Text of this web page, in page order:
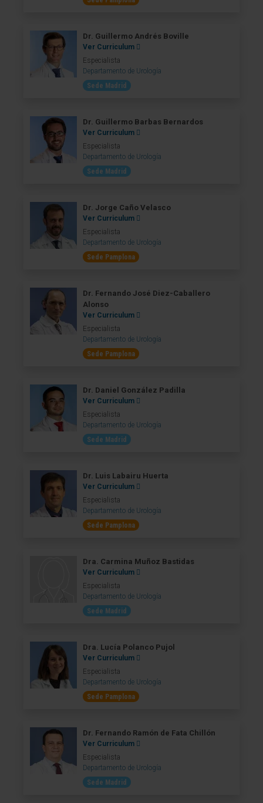
Dr. Guillermo Andrés Boville
Ver Curriculum
Especialista
Departamento de Urología
Sede Madrid
Dr. Guillermo Barbas Bernardos
Ver Curriculum
Especialista
Departamento de Urología
Sede Madrid
Dr. Jorge Caño Velasco
Ver Curriculum
Especialista
Departamento de Urología
Sede Pamplona
Dr. Fernando José Diez-Caballero
Alonso
Ver Curriculum
Especialista
Departamento de Urología
Sede Pamplona
Dr. Daniel González Padilla
Ver Curriculum
Especialista
Departamento de Urología
Sede Madrid
Dr. Luis Labairu Huerta
Ver Curriculum
Especialista
Departamento de Urología
Sede Pamplona
Dra. Carmina Muñoz Bastidas
Ver Curriculum
Especialista
Departamento de Urología
Sede Madrid
Dra. Lucía Polanco Pujol
Ver Curriculum
Especialista
Departamento de Urología
Sede Pamplona
Dr. Fernando Ramón de Fata Chillón
Ver Curriculum
Especialista
Departamento de Urología
Sede Madrid